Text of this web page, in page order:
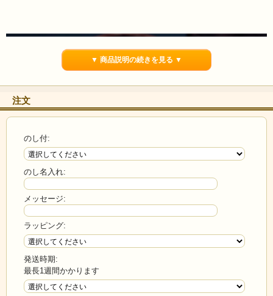
▼ 商品説明の続きを見る ▼
注文
のし付:
のし名入れ:
メッセージ:
ラッピング:
発送時期:
最長1週間かかります